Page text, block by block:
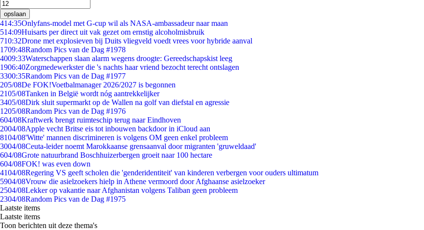
opslaan
414:35Onlyfans-model met G-cup wil als NASA-ambassadeur naar maan
514:09Huisarts per direct uit vak gezet om ernstig alcoholmisbruik
710:32Drone met explosieven bij Duits vliegveld voedt vrees voor hybride aanval
1709:48Random Pics van de Dag #1978
4009:33Waterschappen slaan alarm wegens droogte: Gereedschapskist leeg
1906:40Zorgmedewerkster die 's nachts haar vriend bezocht terecht ontslagen
3300:35Random Pics van de Dag #1977
205/08De FOK!Voetbalmanager 2026/2027 is begonnen
2105/08Tanken in België wordt nóg aantrekkelijker
3405/08Dirk sluit supermarkt op de Wallen na golf van diefstal en agressie
1205/08Random Pics van de Dag #1976
604/08Kraftwerk brengt ruimteschip terug naar Eindhoven
2004/08Apple vecht Britse eis tot inbouwen backdoor in iCloud aan
8104/08'Witte' mannen discrimineren is volgens OM geen enkel probleem
3004/08Ceuta-leider noemt Marokkaanse grensaanval door migranten 'gruweldaad'
604/08Grote natuurbrand Boschhuizerbergen groeit naar 100 hectare
604/08FOK! was even down
4104/08Regering VS geeft scholen die 'genderidentiteit' van kinderen verbergen voor ouders ultimatum
5904/08Vrouw die asielzoekers hielp in Athene vermoord door Afghaanse asielzoeker
2504/08Lekker op vakantie naar Afghanistan volgens Taliban geen probleem
2304/08Random Pics van de Dag #1975
Laatste items
Laatste items
Toon berichten uit deze thema's